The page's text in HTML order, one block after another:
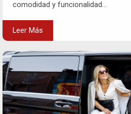
comodidad y funcionalidad...
Leer Más